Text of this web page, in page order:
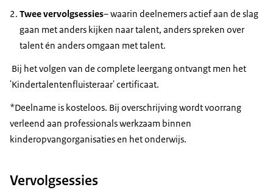
Twee vervolgsessies– waarin deelnemers actief aan de slag
gaan met anders kijken naar talent, anders spreken over
talent én anders omgaan met talent.
Bij het volgen van de complete leergang ontvangt men het
'Kindertalentenfluisteraar' certificaat.
*Deelname is kosteloos. Bij overschrijving wordt voorrang
verleend aan professionals werkzaam binnen
kinderopvangorganisaties en het onderwijs.
Vervolgsessies